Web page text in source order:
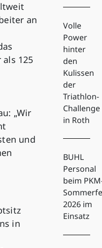
an
125
„Wir
und
in
Volle
Power
hinter
den
Kulissen
der
Triathlon-
Challenge
in Roth
BUHL
Personal
beim
2026 im
Einsatz